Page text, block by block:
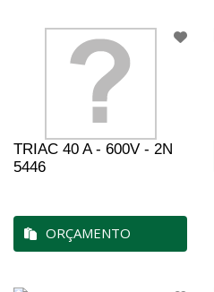
TRIAC 40 A - 600V - 2N
5446
ORÇAMENTO